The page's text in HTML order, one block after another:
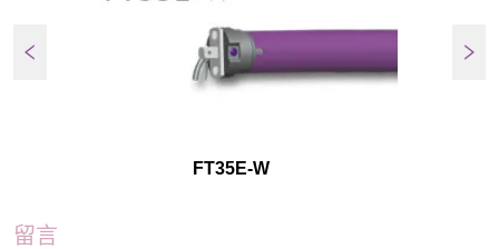
FT35E-W
留言